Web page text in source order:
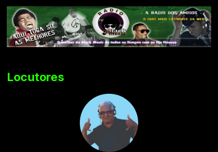
Locutores